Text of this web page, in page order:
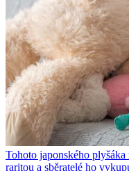
Tohoto japonského
raritou a sběratelé ho